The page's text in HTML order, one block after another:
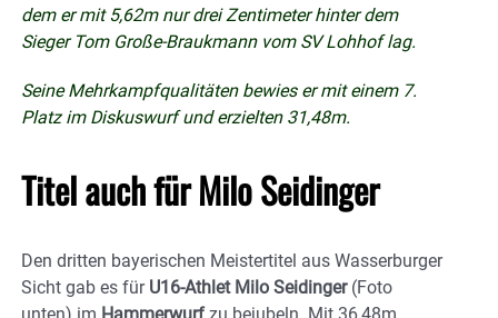
dem er mit 5,62m nur drei Zentimeter hinter dem
Sieger Tom Große-Braukmann vom SV Lohhof lag.
Seine Mehrkampfqualitäten bewies er mit einem 7.
Platz im Diskuswurf und erzielten 31,48m.
Titel auch für Milo Seidinger
Den dritten bayerischen Meistertitel aus Wasserburger
Sicht gab es für U16-Athlet Milo Seidinger(Foto